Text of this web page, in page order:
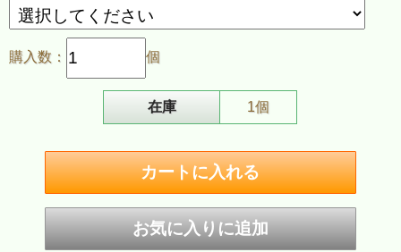
購入数： 個
在庫 1個